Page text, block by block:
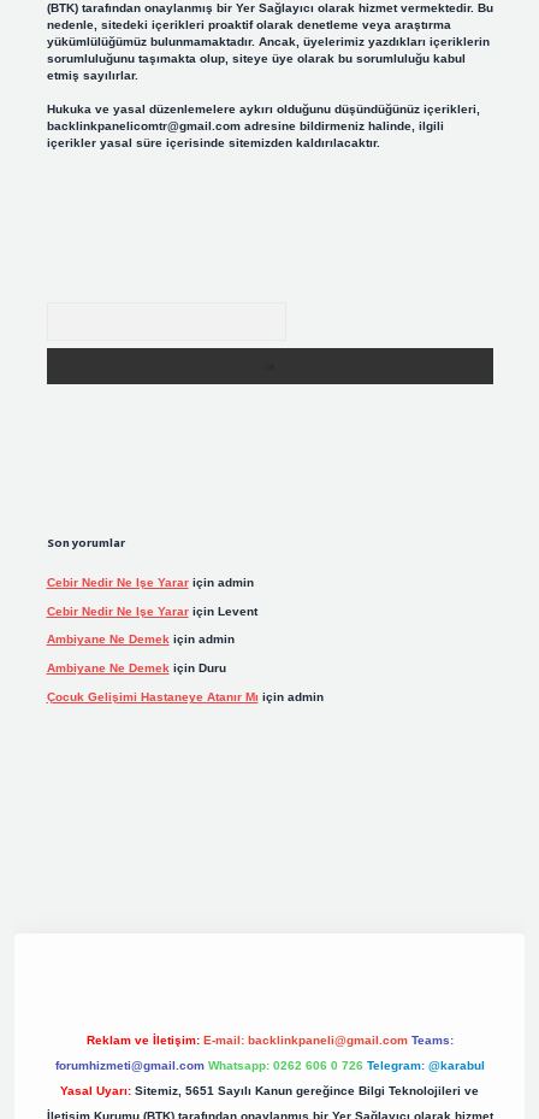
(BTK) tarafından onaylanmış bir Yer Sağlayıcı olarak hizmet vermektedir. Bu
nedenle, sitedeki içerikleri proaktif olarak denetleme veya araştırma
yükümlülüğümüz bulunmamaktadır. Ancak, üyelerimiz yazdıkları içeriklerin
sorumluluğunu taşımakta olup, siteye üye olarak bu sorumluluğu kabul
etmiş sayılırlar.
Hukuka ve yasal düzenlemelere aykırı olduğunu düşündüğünüz içerikleri,
backlinkpanelicomtr@gmail.comadresine bildirmeniz halinde, ilgili
içerikler yasal süre içerisinde sitemizden kaldırılacaktır.
Son yorumlar
Cebir Nedir Ne Işe Yarariçin admin
Cebir Nedir Ne Işe Yarariçin Levent
Ambiyane Ne Demekiçin admin
Ambiyane Ne Demek için Duru
Çocuk Gelişimi Hastaneye Atanır Mı için admin
Reklam ve İletişim: E-mail: backlinkpaneli@gmail.com Teams:
forumhizmeti@gmail.com Whatsapp: 0262 606 0 726 Telegram: @karabul
Yasal Uyarı: Sitemiz, 5651 Sayılı Kanun gereğince Bilgi Teknolojileri ve
İletişim Kurumu (BTK) tarafından onaylanmış bir Yer Sağlayıcı olarak hizmet